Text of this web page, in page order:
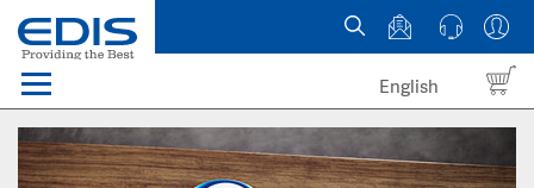
Menü
Domains
English